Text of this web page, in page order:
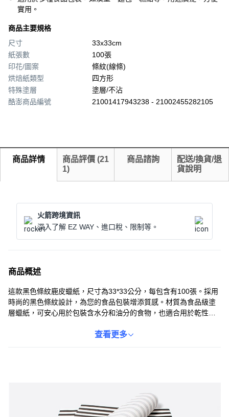
實用。
商品主要規格
尺寸
33x33cm
紙張數
100張
印花/圖案
條紋(線條)
烘焙紙類型
四方形
特殊塗層
塗層/不沾
酷澎商品編號
21001417943238 - 21002455282105
商品詳情 商品評價 (21
1)
商品諮詢
配送/換貨/退
貨說明
火箭跨境資訊
深入了解 EZ WAY、進口稅、限制等。
商品概述
這款黑色條紋鹿皮蠟紙，尺寸為33*33公分，每包含有100張。採用
時尚的黑色條紋設計，為您的食品包裝增添質感。材質為食品級塗
層蠟紙，可安心用於包裝含水分和油分的食物，也適合用於乾性食
用途。請注意，雖然有食品塗層，但請避免用於水分和油分過多的
查看更多